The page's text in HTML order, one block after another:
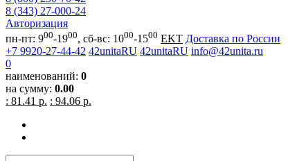
8 (343) 27-000-24
Авторизация
пн-пт: 900-1900, сб-вс: 1000-1500 EKT Доставка по России
+7 9920-27-44-42 42unitaRU 42unitaRU info@42unita.ru
0
наименований: 0
на сумму: 0.00
: 81.41 р. : 94.06 р.